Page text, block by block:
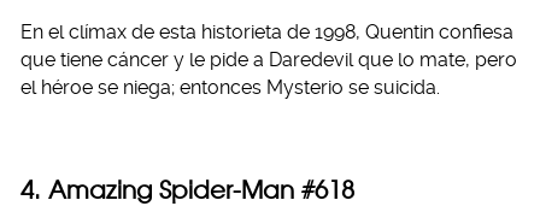
En el clímax de esta historieta de 1998, Quentin confiesa
que tiene cáncer y le pide a Daredevil que lo mate, pero
el héroe se niega; entonces Mysterio se suicida.
4. Amazing Spider-Man #618